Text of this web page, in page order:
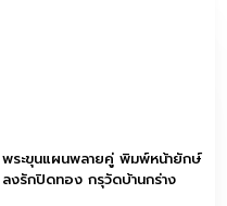
พระขุนแผนพลายคู่ พิมพ์หน้ายักษ์
ลงรักปิดทอง กรุวัดบ้านกร่าง